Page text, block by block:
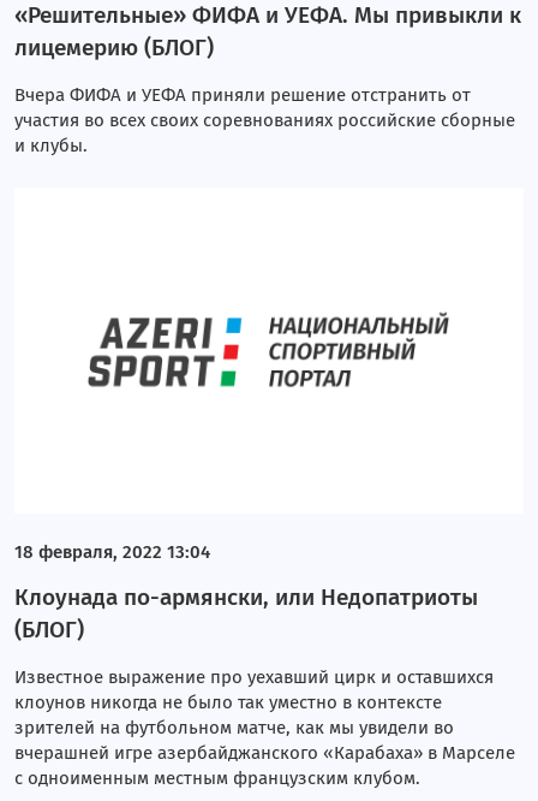
«Решительные» ФИФА и УЕФА. Мы привыкли к
лицемерию (БЛОГ)
Вчера ФИФА и УЕФА приняли решение отстранить от
участия во всех своих соревнованиях российские сборные
и клубы.
18 февраля, 2022 13:04
Клоунада по-армянски, или Недопатриоты
(БЛОГ)
Известное выражение про уехавший цирк и оставшихся
клоунов никогда не было так уместно в контексте
зрителей на футбольном матче, как мы увидели во
вчерашней игре азербайджанского «Карабаха» в Марселе
с одноименным местным французским клубом.